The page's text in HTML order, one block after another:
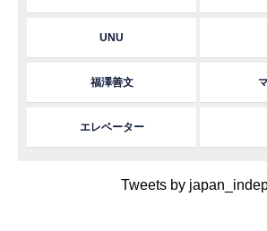
UNU
福澤善文
エレベーター
Tweets by